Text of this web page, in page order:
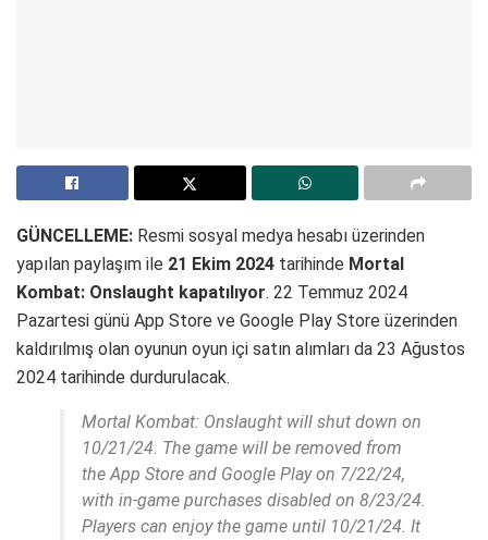
GÜNCELLEME: Resmi sosyal medya hesabı üzerinden
yapılan paylaşım ile 21 Ekim 2024 tarihinde Mortal
Kombat: Onslaught kapatılıyor. 22 Temmuz 2024
Pazartesi günü App Store ve Google Play Store üzerinden
kaldırılmış olan oyunun oyun içi satın alımları da 23 Ağustos
2024 tarihinde durdurulacak.
Mortal Kombat: Onslaught will shut down on
10/21/24. The game will be removed from
the App Store and Google Play on 7/22/24,
with in-game purchases disabled on 8/23/24.
Players can enjoy the game until 10/21/24. It